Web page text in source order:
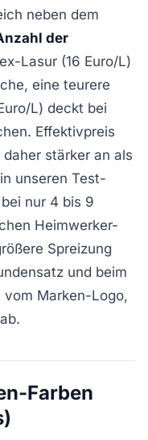
neben dem
der
Lasur (16 Euro/L)
eine teurere
L) deckt bei
Effektivpreis
stärker an als
unseren Test-
nur 4 bis 9
Heimwerker-
Spreizung
und beim
vom Marken-Logo,
Farben